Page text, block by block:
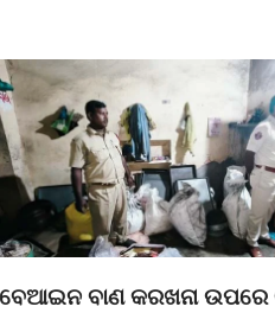
ବେଆଇନ ବାଣ କରଖନା ଉପରେ